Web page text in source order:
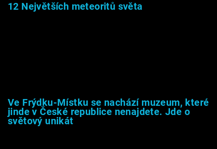
12 Největších meteoritů světa
Ve Frýdku-Místku se nachází muzeum, které
jinde v České republice nenajdete. Jde o
světový unikát